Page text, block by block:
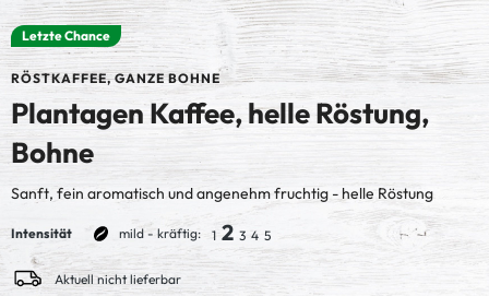
Letzte Chance
RÖSTKAFFEE, GANZE BOHNE
Plantagen Kaffee, helle Röstung,
Bohne
Sanft, fein aromatisch und angenehm fruchtig - helle Röstung
Intensität mild - kräftig: 1 2 3 4 5
Aktuell nicht lieferbar